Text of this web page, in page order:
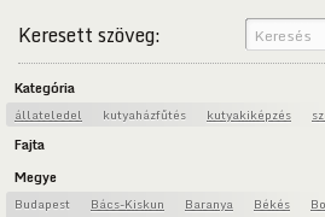
Keresett szöveg:
Kategória
állateledel kutyaházfűtés kutyakiképzés
Fajta
Megye
Budapest Bács-Kiskun Baranya Békés